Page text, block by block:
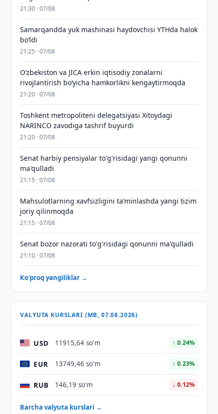
21:30 · 07/08
Samarqandda yuk mashinasi haydovchisi YTHda halok
bo‘ldi
21:25 · 07/08
Oʻzbekiston va JICA erkin iqtisodiy zonalarni
rivojlantirish boʻyicha hamkorlikni kengaytirmoqda
21:20 · 07/08
Toshkent metropoliteni delegatsiyasi Xitoydagi
NARINCO zavodiga tashrif buyurdi
21:20 · 07/08
Senat harbiy pensiyalar to'g'risidagi yangi qonunni
ma'qulladi
21:15 · 07/08
Mahsulotlarning xavfsizligini taʼminlashda yangi tizim
joriy qilinmoqda
21:15 · 07/08
Senat bozor nazorati to'g'risidagi qonunni ma'qulladi
21:10 · 07/08
Ko'proq yangiliklar →
VALYUTA KURSLARI (MB, 07.08.2026)
USD 11915,64 so'm ↑ 0.24%
EUR 13749,46 so'm ↑ 0.23%
RUB 146,19 so'm ↓ 0.12%
Barcha valyuta kurslari →